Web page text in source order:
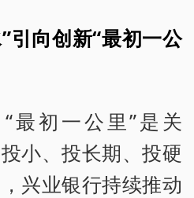
引向创新“最初一公
最初一公里”是关
小、投长期、投硬
兴业银行持续推动